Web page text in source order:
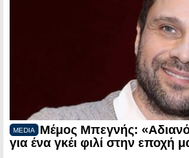
MEDIA
Μέμος Μπεγνής:
για ένα γκέι φιλί στην εποχή